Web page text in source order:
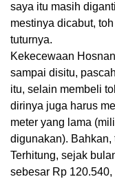
saya itu masih
mestinya dicabut,
tuturnya.
Kekecewaan
sampai disitu,
itu, selain membeli
dirinya juga harus
meter yang lama
digunakan).
Terhitung, sejak
sebesar Rp